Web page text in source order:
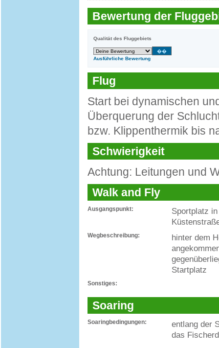
Bewertung der
Qualität des Fluggebiets
Ausführliche Bewertung
Flug
Start bei dynamischen
Überquerung der
bzw. Klippenthermik bis
Schwierigkeit
Achtung: Leitungen und
Walk and Fly
Ausgangspunkt:
Sportplatz
Wegbeschreibung:
hinter dem
Startplatz
Sonstiges:
Soaring
Soaringbedingungen:
entlang der
das